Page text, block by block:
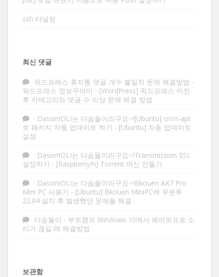
ssh 터널링
최신 댓글
워드프레스 휴지통 댓글 개수 불일치 문제 해결방법 -
워드프레스 정보꾸러미 - [WordPress] 워드프레스 이전
후 카테고리와 댓글 수 이상 문제 해결 방법
DasomOLI는 다솜돌이라구요~![Ubuntu] cron-apt
로 패키지 자동 업데이트 하기 - [Ubuntu] 자동 업데이트
설정
DasomOLI는 다솜돌이라구요~!Transmission SSL
설정하기 - [RaspberryPi] Torrent 머신 만들기
DasomOLI는 다솜돌이라구요~!Bkouen AK7 Pro
Mini PC 사용기 - [Ubuntu] Bkouen MiniPC에 우분투
22.04 설치 후 발생했던 문제들 해결
다솜돌이 - 부트캠프 Windows 10에서 에어팟프로 소
리가 끊길 때 해결방법
보관함